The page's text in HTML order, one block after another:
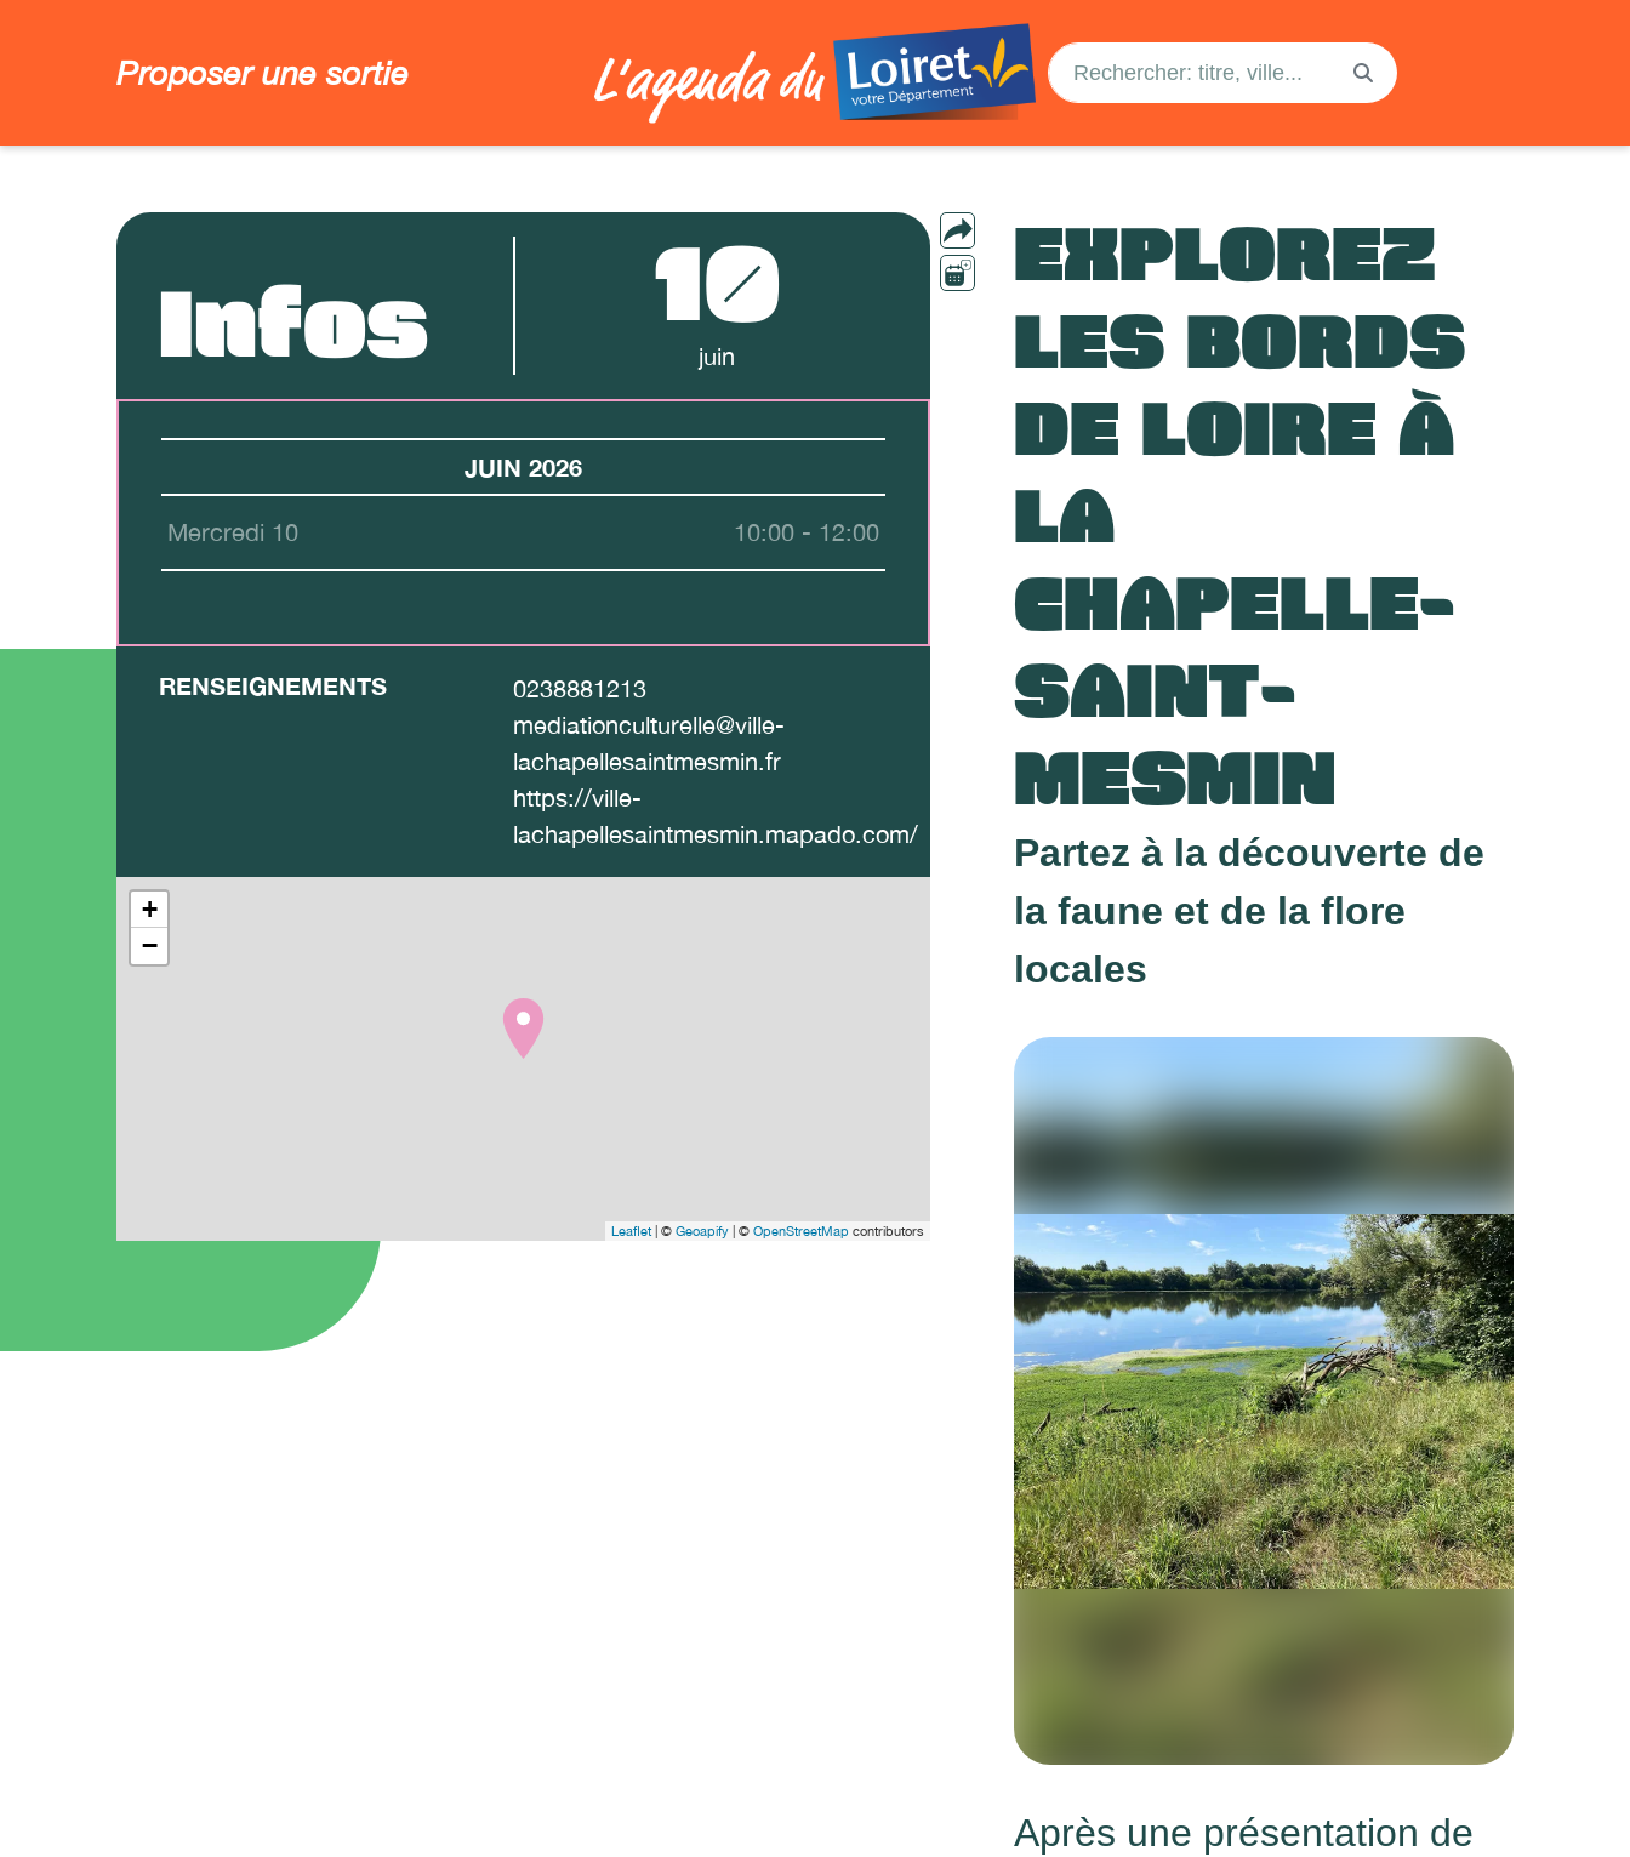
Proposer une sortie
EXPLOREZ
LES BORDS
DE LOIRE À
LA
CHAPELLE-
SAINT-
MESMIN
Infos 10
juin
JUIN 2026
Mercredi 10 10:00 - 12:00
RENSEIGNEMENTS
0238881213
mediationculturelle@ville-
lachapellesaintmesmin.fr
https://ville-
lachapellesaintmesmin.mapado.com/
+
−
Leaflet| © Geoapify | © OpenStreetMap contributors
Partez à la découverte de
la faune et de la flore
locales
Après une présentation de